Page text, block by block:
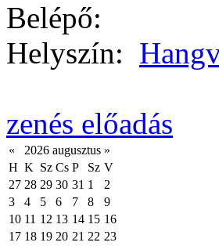
Belépő:
Helyszín:
zenés előadás
« 2026 augusztus »
H K Sz Cs P Sz V
27 28 29 30 31 1
2
3
4 5 6 7 8
9
10 11 12 13 14 15 16
17 18 19 20 21 22 23